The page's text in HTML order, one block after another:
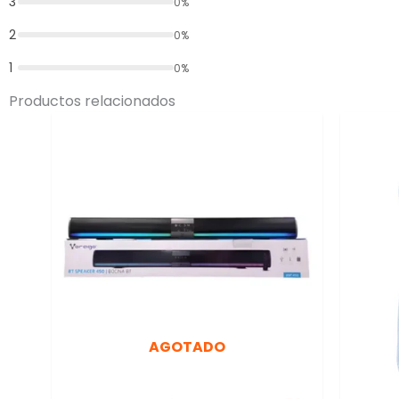
2 0%
1 0%
Productos relacionados
AGOTADO